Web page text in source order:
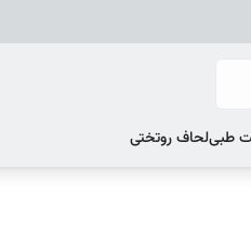
طبیلحاف روتختی